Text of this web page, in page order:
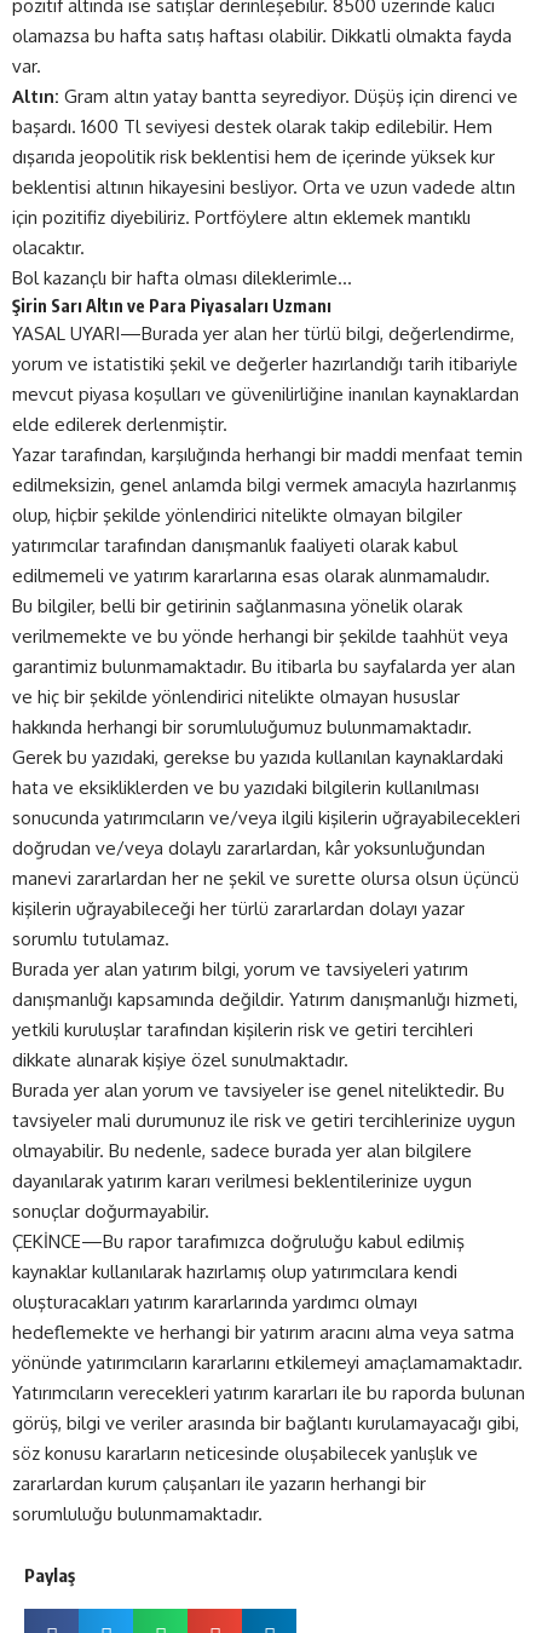
pozitif altında ise satışlar derinleşebilir. 8500 üzerinde kalıcı
olamazsa bu hafta satış haftası olabilir. Dikkatli olmakta fayda
var.
Altın: Gram altın yatay bantta seyrediyor. Düşüş için direnci ve
başardı. 1600 Tl seviyesi destek olarak takip edilebilir. Hem
dışarıda jeopolitik risk beklentisi hem de içerinde yüksek kur
beklentisi altının hikayesini besliyor. Orta ve uzun vadede altın
için pozitifiz diyebiliriz. Portföylere altın eklemek mantıklı
olacaktır.
Bol kazançlı bir hafta olması dileklerimle…
Şirin Sarı Altın ve Para Piyasaları Uzmanı
YASAL UYARI—Burada yer alan her türlü bilgi, değerlendirme,
yorum ve istatistiki şekil ve değerler hazırlandığı tarih itibariyle
mevcut piyasa koşulları ve güvenilirliğine inanılan kaynaklardan
elde edilerek derlenmiştir.
Yazar tarafından, karşılığında herhangi bir maddi menfaat temin
edilmeksizin, genel anlamda bilgi vermek amacıyla hazırlanmış
olup, hiçbir şekilde yönlendirici nitelikte olmayan bilgiler
yatırımcılar tarafından danışmanlık faaliyeti olarak kabul
edilmemeli ve yatırım kararlarına esas olarak alınmamalıdır.
Bu bilgiler, belli bir getirinin sağlanmasına yönelik olarak
verilmemekte ve bu yönde herhangi bir şekilde taahhüt veya
garantimiz bulunmamaktadır. Bu itibarla bu sayfalarda yer alan
ve hiç bir şekilde yönlendirici nitelikte olmayan hususlar
hakkında herhangi bir sorumluluğumuz bulunmamaktadır.
Gerek bu yazıdaki, gerekse bu yazıda kullanılan kaynaklardaki
hata ve eksikliklerden ve bu yazıdaki bilgilerin kullanılması
sonucunda yatırımcıların ve/veya ilgili kişilerin uğrayabilecekleri
doğrudan ve/veya dolaylı zararlardan, kâr yoksunluğundan
manevi zararlardan her ne şekil ve surette olursa olsun üçüncü
kişilerin uğrayabileceği her türlü zararlardan dolayı yazar
sorumlu tutulamaz.
Burada yer alan yatırım bilgi, yorum ve tavsiyeleri yatırım
danışmanlığı kapsamında değildir. Yatırım danışmanlığı hizmeti,
yetkili kuruluşlar tarafından kişilerin risk ve getiri tercihleri
dikkate alınarak kişiye özel sunulmaktadır.
Burada yer alan yorum ve tavsiyeler ise genel niteliktedir. Bu
tavsiyeler mali durumunuz ile risk ve getiri tercihlerinize uygun
olmayabilir. Bu nedenle, sadece burada yer alan bilgilere
dayanılarak yatırım kararı verilmesi beklentilerinize uygun
sonuçlar doğurmayabilir.
ÇEKİNCE—Bu rapor tarafımızca doğruluğu kabul edilmiş
kaynaklar kullanılarak hazırlamış olup yatırımcılara kendi
oluşturacakları yatırım kararlarında yardımcı olmayı
hedeflemekte ve herhangi bir yatırım aracını alma veya satma
yönünde yatırımcıların kararlarını etkilemeyi amaçlamamaktadır.
Yatırımcıların verecekleri yatırım kararları ile bu raporda bulunan
görüş, bilgi ve veriler arasında bir bağlantı kurulamayacağı gibi,
söz konusu kararların neticesinde oluşabilecek yanlışlık ve
zararlardan kurum çalışanları ile yazarın herhangi bir
sorumluluğu bulunmamaktadır.
Paylaş